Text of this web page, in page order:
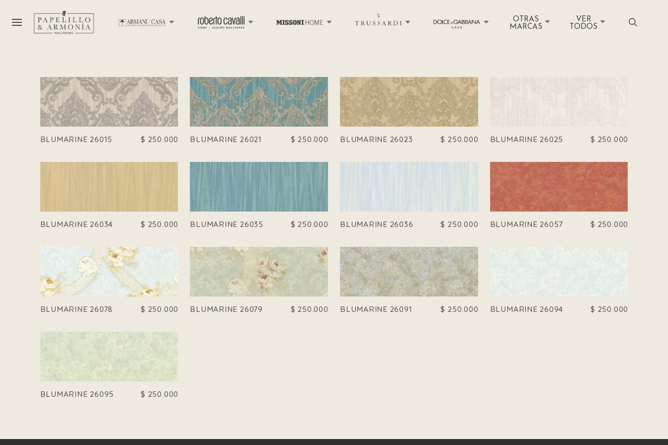
OTRAS
MARCAS
VER
TODOS
BLUMARINE 26015 $ 250.000 BLUMARINE 26021 $ 250.000 BLUMARINE 26023 $ 250.000 BLUMARINE 26025 $ 250.000
BLUMARINE 26034 $ 250.000 BLUMARINE 26035 $ 250.000 BLUMARINE 26036 $ 250.000 BLUMARINE 26057 $ 250.000
BLUMARINE 26078 $ 250.000 BLUMARINE 26079 $ 250.000 BLUMARINE 26091 $ 250.000 BLUMARINE 26094 $ 250.000
BLUMARINE 26095 $ 250.000